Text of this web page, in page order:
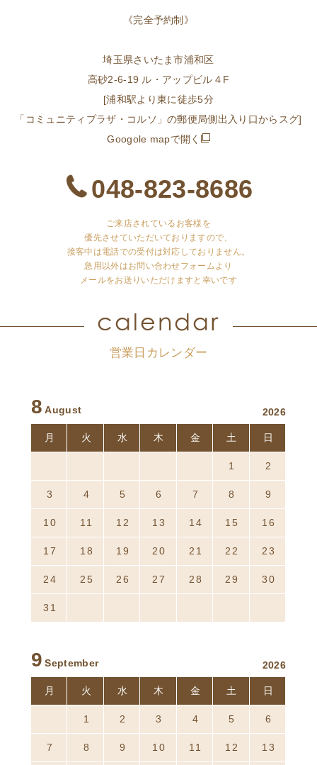
《完全予約制》
埼玉県さいたま市浦和区
高砂2-6-19 ル・アップビル４F
[浦和駅より東に徒歩5分
「コミュニティプラザ・コルソ」の郵便局側出入り口からスグ]
Googole mapで開く
048-823-8686
ご来店されているお客様を
優先させていただいておりますので、
接客中は電話での受付は対応しておりません。
急用以外はお問い合わせフォームより
メールをお送りいただけますと幸いです
calendar
営業日カレンダー
8 August 2026
月 火 水 木 金 土 日
1 2
3 4 5 6 7 8 9
10 11 12 13 14 15 16
17 18 19 20 21 22 23
24 25 26 27 28 29 30
311
9 September 2026
月 火 水 木 金 土 日
1 2 3 4 5 6
7 8 9 10 11 12 13